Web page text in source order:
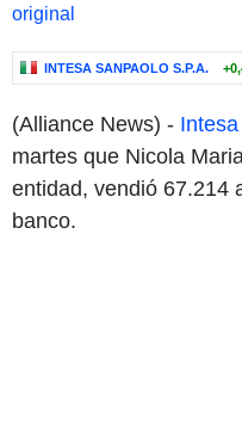
original
INTESA SANPAOLO S.P.A.
(Alliance News) -
martes que Nicola
entidad, vendió 67.214
banco.